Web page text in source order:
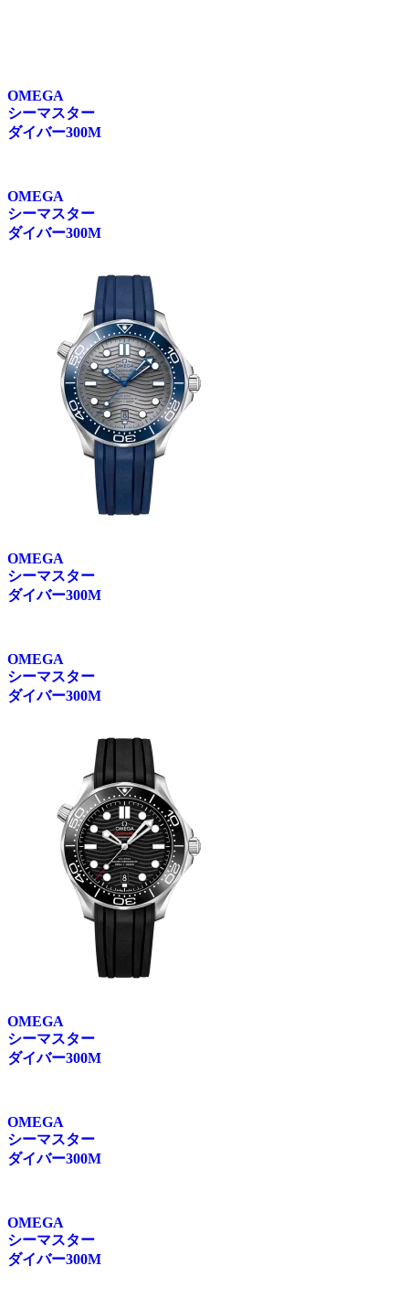
OMEGA
シーマスター
ダイバー300M
OMEGA
シーマスター
ダイバー300M
OMEGA
シーマスター
ダイバー300M
OMEGA
シーマスター
ダイバー300M
OMEGA
シーマスター
ダイバー300M
OMEGA
シーマスター
ダイバー300M
OMEGA
シーマスター
ダイバー300M